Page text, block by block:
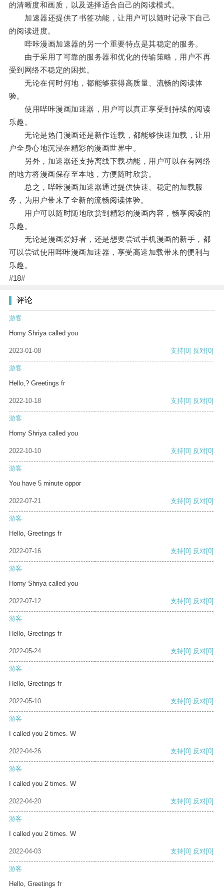
的清晰度和画质，以及选择适合自己的阅读模式。
加速器还提供了书签功能，让用户可以随时记录下自己
的阅读进度。
哔咔漫画加速器的另一个重要特点是其稳定的服务。
由于采用了可靠的服务器和优化的传输策略，用户不再
受到网络不稳定的困扰。
无论在何时何地，都能够获得高质量、流畅的阅读体
验。
使用哔咔漫画加速器，用户可以真正享受到持续的阅读
乐趣。
无论是热门漫画还是新作连载，都能够快速加载，让用
户全身心地沉浸在精彩的漫画世界中。
另外，加速器还支持离线下载功能，用户可以在有网络
的地方将漫画保存至本地，方便随时欣赏。
总之，哔咔漫画加速器通过提供快速、稳定的加载服
务，为用户带来了全新的流畅阅读体验。
用户可以随时随地欣赏到精彩的漫画内容，畅享阅读的
乐趣。
无论是漫画爱好者，还是想要尝试手机漫画的新手，都
可以尝试使用哔咔漫画加速器，享受高速加载带来的便利与
乐趣。
#18#
评论
游客
Horny Shriya called you
2023-01-08 支持[0] 反对[0]
游客
Hello,? Greetings fr
2022-10-18 支持[0] 反对[0]
游客
Horny Shriya called you
2022-10-10 支持[0] 反对[0]
游客
You have 5 minute oppor
2022-07-21 支持[0] 反对[0]
游客
Hello, Greetings fr
2022-07-16 支持[0] 反对[0]
游客
Horny Shriya called you
2022-07-12 支持[0] 反对[0]
游客
Hello, Greetings fr
2022-05-24 支持[0] 反对[0]
游客
Hello, Greetings fr
2022-05-10 支持[0] 反对[0]
游客
I called you 2 times. W
2022-04-26 支持[0] 反对[0]
游客
I called you 2 times. W
2022-04-20 支持[0] 反对[0]
游客
I called you 2 times. W
2022-04-03 支持[0] 反对[0]
游客
Hello, Greetings fr